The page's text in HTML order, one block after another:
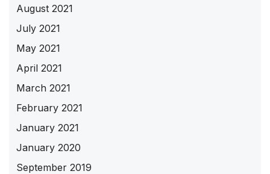
August 2021
July 2021
May 2021
April 2021
March 2021
February 2021
January 2021
January 2020
September 2019